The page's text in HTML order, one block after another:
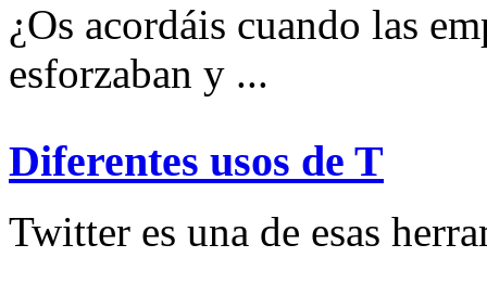
¿Os acordáis cuando las
esforzaban y ...
Diferentes usos de T
Twitter es una de esas